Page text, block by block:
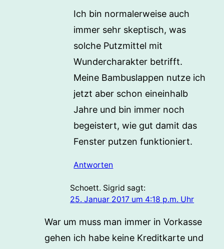
Ich bin normalerweise auch
immer sehr skeptisch, was
solche Putzmittel mit
Wundercharakter betrifft.
Meine Bambuslappen nutze ich
jetzt aber schon eineinhalb
Jahre und bin immer noch
begeistert, wie gut damit das
Fenster putzen funktioniert.
Antworten
Schoett. Sigrid sagt:
25. Januar 2017 um 4:18 p.m. Uhr
War um muss man immer in Vorkasse
gehen ich habe keine Kreditkarte und